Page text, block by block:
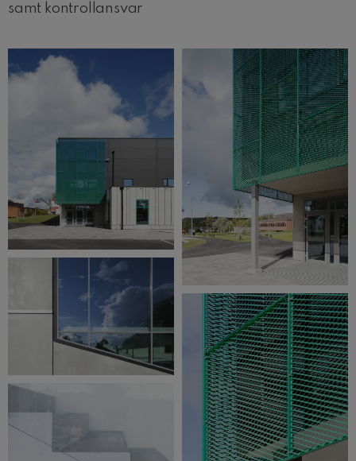
samt kontrollansvar